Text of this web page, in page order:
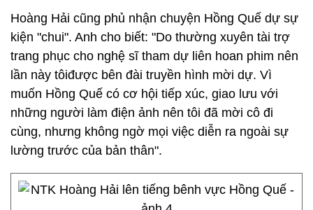
Hoàng Hải cũng phủ nhận chuyện Hồng Quế dự sự
kiện "chui". Anh cho biết: "Do thường xuyên tài trợ
trang phục cho nghệ sĩ tham dự liên hoan phim nên
lần này tôiđược bên đài truyền hình mời dự. Vì
muốn Hồng Quế có cơ hội tiếp xúc, giao lưu với
những người làm điện ảnh nên tôi đã mời cô đi
cùng, nhưng không ngờ mọi việc diễn ra ngoài sự
lường trước của bản thân".